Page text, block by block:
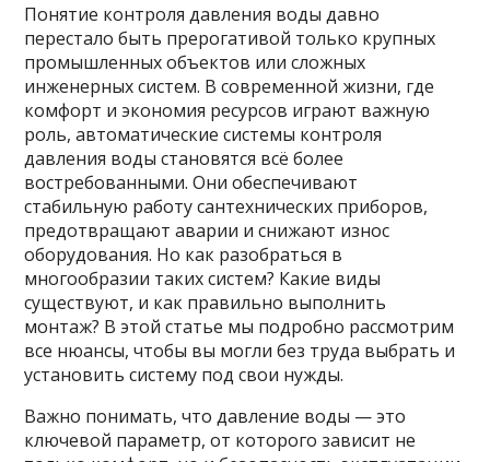
Понятие контроля давления воды давно
перестало быть прерогативой только крупных
промышленных объектов или сложных
инженерных систем. В современной жизни, где
комфорт и экономия ресурсов играют важную
роль, автоматические системы контроля
давления воды становятся всё более
востребованными. Они обеспечивают
стабильную работу сантехнических приборов,
предотвращают аварии и снижают износ
оборудования. Но как разобраться в
многообразии таких систем? Какие виды
существуют, и как правильно выполнить
монтаж? В этой статье мы подробно рассмотрим
все нюансы, чтобы вы могли без труда выбрать и
установить систему под свои нужды.
Важно понимать, что давление воды — это
ключевой параметр, от которого зависит не